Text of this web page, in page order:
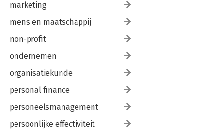
marketing
mens en maatschappij
non-profit
ondernemen
organisatiekunde
personal finance
personeelsmanagement
persoonlijke effectiviteit